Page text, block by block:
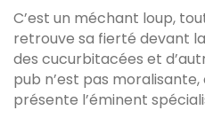
C’est un méchant loup,
retrouve sa fierté devant
des cucurbitacées et
pub n’est pas
présente l’éminent